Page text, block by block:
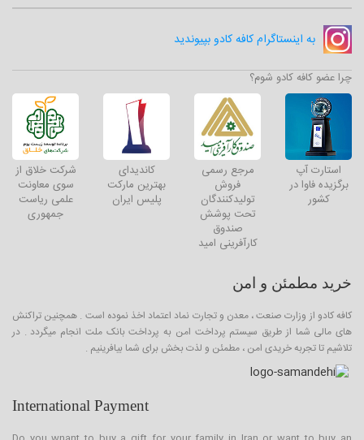
به اینستاگرام کافه کادو بپیوندید
چرا عضو کافه کادو شوم؟
استارت آپ
برگزیده فاوا در
کشور
مرجع رسمی
فروش
تولیدکنندگان
تحت پوشش
صندوق
کارآفرینی امید
کاندیدای
بهترین مارکت
پلیس ایران
شرکت خلاق از
سوی معاونت
علمی ریاست
جمهوری
خرید مطمئن و امن
کافه کادو از وزارت صنعت ، معدن و تجارت نماد اعتماد اخذ نموده است . همچنین تراکنش
های مالی شما از طریق سیستم پرداخت امن به پرداخت بانک ملت انجام میگردد . در
تلاشیم تا تجربه خریدی امن ، مطمئن و لذت بخش برای شما بیافرینیم .
International Payment